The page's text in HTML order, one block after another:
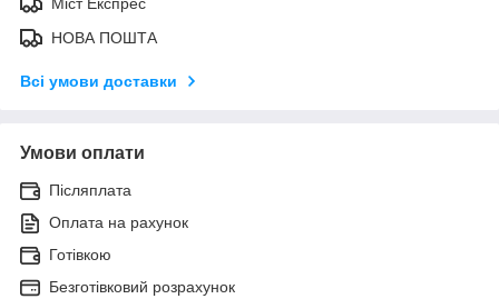
НОВА ПОШТА
Всі умови доставки
Умови оплати
Післяплата
Оплата на рахунок
Готівкою
Безготівковий розрахунок